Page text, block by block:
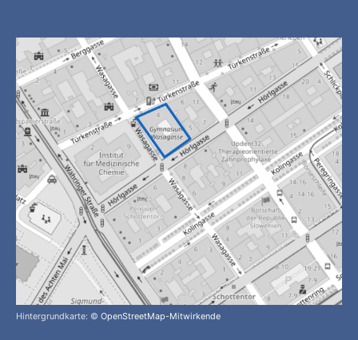
Hintergrundkarte: © OpenStreetMap-Mitwirkende